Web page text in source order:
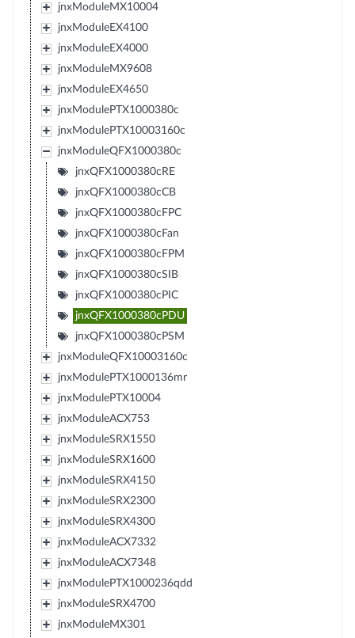
jnxModuleMX10004
jnxModuleEX4100
jnxModuleEX4000
jnxModuleMX9608
jnxModuleEX4650
jnxModulePTX1000380c
jnxModulePTX10003160c
jnxModuleQFX1000380c
jnxQFX1000380cRE
jnxQFX1000380cCB
jnxQFX1000380cFPC
jnxQFX1000380cFan
jnxQFX1000380cFPM
jnxQFX1000380cSIB
jnxQFX1000380cPIC
jnxQFX1000380cPDU
jnxQFX1000380cPSM
jnxModuleQFX10003160c
jnxModulePTX1000136mr
jnxModulePTX10004
jnxModuleACX753
jnxModuleSRX1550
jnxModuleSRX1600
jnxModuleSRX4150
jnxModuleSRX2300
jnxModuleSRX4300
jnxModuleACX7332
jnxModuleACX7348
jnxModulePTX1000236qdd
jnxModuleSRX4700
jnxModuleMX301